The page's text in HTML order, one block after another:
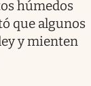
húmedos
que algunos
y mienten